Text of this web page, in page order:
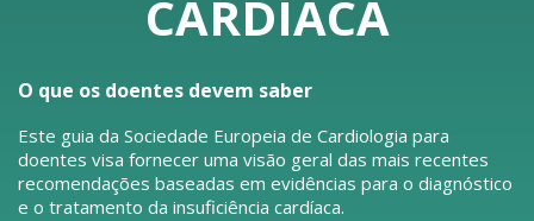
CARDÍACA
O que os doentes devem saber
Este guia da Sociedade Europeia de Cardiologia para
doentes visa fornecer uma visão geral das mais recentes
recomendações baseadas em evidências para o diagnóstico
e o tratamento da insuficiência cardíaca.